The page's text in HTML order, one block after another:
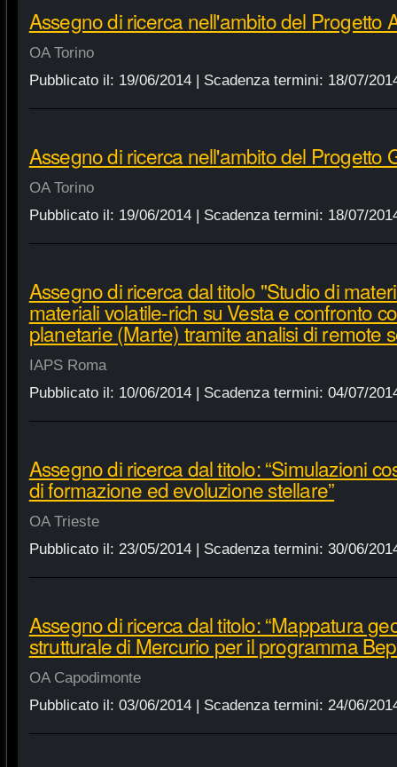
Assegno di ricerca nell'ambito del Progetto
OA Torino
Pubblicato il: 19/06/2014| Scadenza termini: 18/07/
Assegno di ricerca nell'ambito del Progetto
OA Torino
Pubblicato il: 19/06/2014| Scadenza termini: 18/07/
Assegno di ricerca dal titolo "Studio di
materiali volatile-rich su Vesta e confronto
planetarie (Marte) tramite analisi di remote
IAPS Roma
Pubblicato il: 10/06/2014| Scadenza termini: 04/07/
Assegno di ricerca dal titolo: “Simulazioni
di formazione ed evoluzione stellare”
OA Trieste
Pubblicato il: 23/05/2014| Scadenza termini: 30/06/
Assegno di ricerca dal titolo: “Mappatura
strutturale di Mercurio per il programma
OA Capodimonte
Pubblicato il: 03/06/2014| Scadenza termini: 24/06/